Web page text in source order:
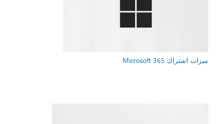
ميزات اشتراك Microsoft 365